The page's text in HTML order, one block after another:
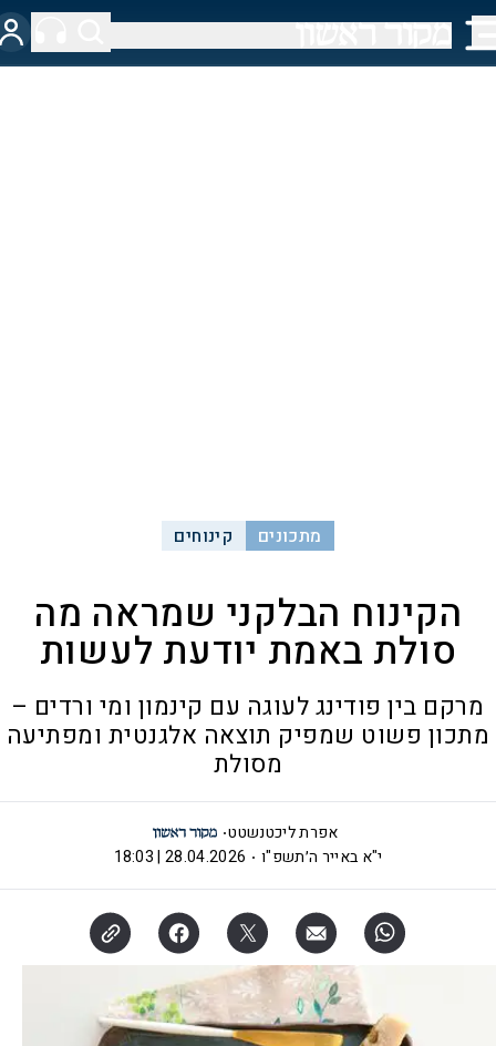
מתכונים קינוחים
הקינוח הבלקני שמראה מה
סולת באמת יודעת לעשות
מרקם בין פודינג לעוגה עם קינמון ומי ורדים –
מתכון פשוט שמפיק תוצאה אלגנטית ומפתיעה
מסולת
אפרת ליכטנשטט
י"א באייר ה׳תשפ"ו
28.04.2026 | 18:03